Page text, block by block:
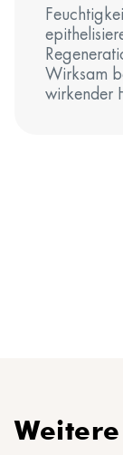
Wirksam
wirkender